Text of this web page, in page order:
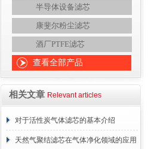
半导体设备滤芯
康斐尔粉尘滤芯
酒厂PTFE滤芯
查看全部产品
相关文章 Relevant articles
对于活性炭气体滤芯的基本介绍
天然气聚结滤芯在气体净化领域的应用